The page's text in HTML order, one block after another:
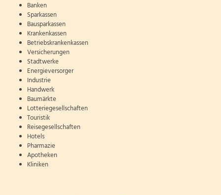
Banken
Sparkassen
Bausparkassen
Krankenkassen
Betriebskrankenkassen
Versicherungen
Stadtwerke
Energieversorger
Industrie
Handwerk
Baumärkte
Lotteriegesellschaften
Touristik
Reisegesellschaften
Hotels
Pharmazie
Apotheken
Kliniken